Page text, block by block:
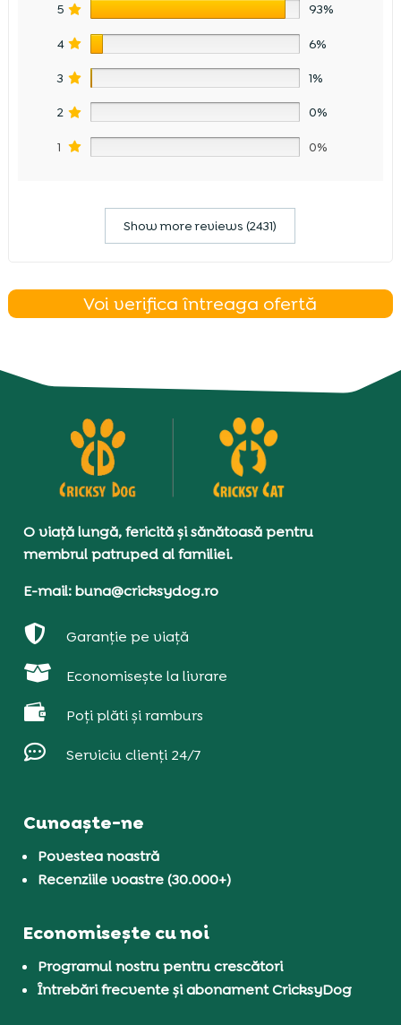
5 93%
4 6%
3 1%
2 0%
1 0%
Show more reviews (2431)
Voi verifica întreaga ofertă
O viață lungă, fericită și sănătoasă pentru
membrul patruped al familiei.
E-mail: buna@cricksydog.ro
 Garanție pe viață
 Economisește la livrare
 Poți plăti și ramburs
 Serviciu clienți 24/7
Cunoaște-ne
Povestea noastră
Recenziile voastre (30.000+)
Economisește cu noi
Programul nostru pentru crescători
Întrebări frecvente și abonament CricksyDog